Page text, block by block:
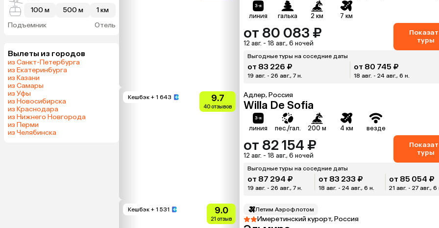
100 м 500 м
1 км
Подъемник
Отель
Вылеты из городов
из Санкт-Петербурга
из Екатеринбурга
из Казани
из Самары
из Уфы
из Новосибирска
из Краснодара
из Нижнего Новгорода
из Перми
из Челябинска
линия галька 2 км 7 км
от 80 083 ₽
12 авг. - 18 авг., 6 ночей
туры
Выгодные туры на соседние даты
от 83 226 ₽
19 авг. - 26 авг., 7 н.
от 80 745 ₽
18 авг. - 24 авг., 6 н.
Кешбэк + 1 643 9.7
40 отзывов
Адлер, Россия
Willa De Sofia
линия пес./гал. 200 м 4 км везде
от 82 154 ₽
12 авг. - 18 авг., 6 ночей
туры
Выгодные туры на соседние даты
от 87 294 ₽
19 авг. - 26 авг., 7 н.
от 83 233 ₽
18 авг. - 24 авг., 6 н.
от 85 054 ₽
21 авг. - 27 авг., 6
Кешбэк + 1 531 9.0
21 отзыв
Летим Аэрофлотом
Имеретинский курорт, Россия